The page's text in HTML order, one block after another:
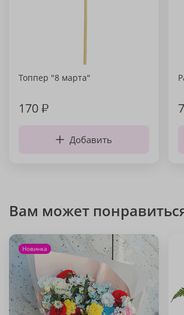
Топпер "8 марта"
170₽
Добавить
Вам может
Новинка